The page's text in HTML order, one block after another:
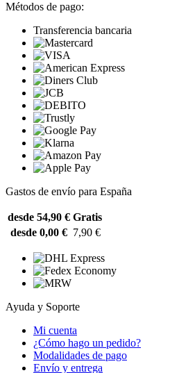
Métodos de pago:
Transferencia bancaria
Gastos de envío para España
desde 54,90 € Gratis
desde 0,00 € 7,90 €
Ayuda y Soporte
Mi cuenta
¿Cómo hago un pedido?
Modalidades de pago
Envío y entrega